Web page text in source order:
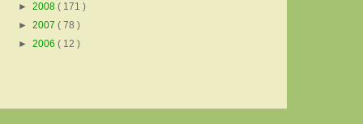
► 2008 ( 171 )
► 2007 ( 78 )
► 2006 ( 12 )